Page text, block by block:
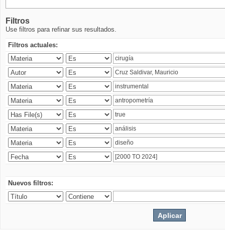
Filtros
Use filtros para refinar sus resultados.
Filtros actuales:
Nuevos filtros: